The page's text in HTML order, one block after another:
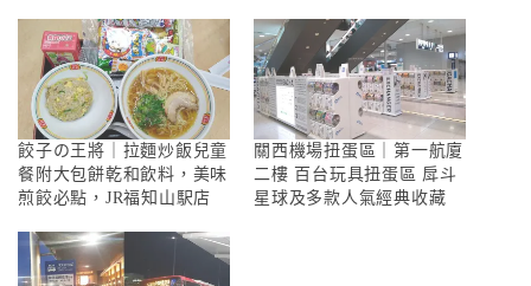
餃子の王將｜拉麵炒飯兒童
餐附大包餅乾和飲料，美味
煎餃必點，JR福知山駅店
關西機場扭蛋區｜第一航廈
二樓 百台玩具扭蛋區 戽斗
星球及多款人氣經典收藏